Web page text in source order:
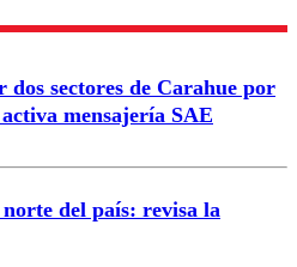
dos sectores de Carahue por
mensajería SAE
del país: revisa la